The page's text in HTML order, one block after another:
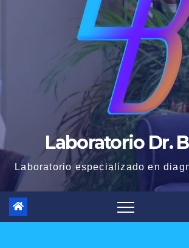
Laboratorio Dr.
Laboratorio especializado en